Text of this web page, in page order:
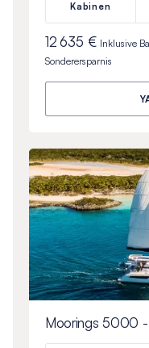
Kabinen
12 635 € Inklusive
Sonderersparnis
Moorings 5000 -